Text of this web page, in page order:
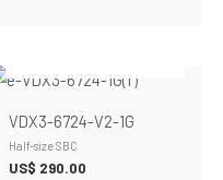
VDX3-6724-V2-1G
Half-size SBC
US$ 290.00